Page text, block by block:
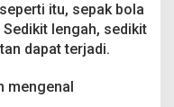
itu, sepak bola
lengah, sedikit
dapat terjadi.
mengenal